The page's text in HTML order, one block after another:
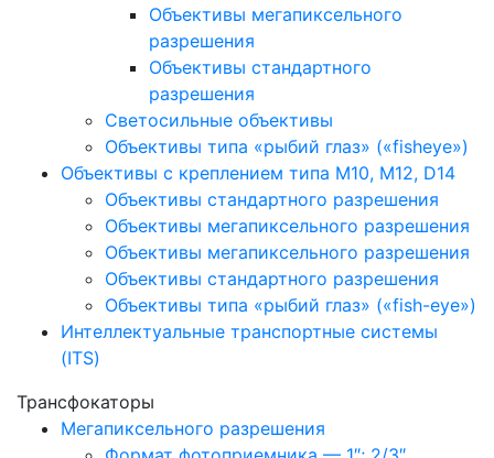
Объективы мегапиксельного
разрешения
Объективы стандартного
разрешения
Светосильные объективы
Объективы типа «рыбий глаз» («fisheye»)
Объективы с креплением типа M10, M12, D14
Объективы стандартного разрешения
Объективы мегапиксельного разрешения
Объективы мегапиксельного разрешения
Объективы стандартного разрешения
Объективы типа «рыбий глаз» («fish-eye»)
Интеллектуальные транспортные системы
(ITS)
Трансфокаторы
Мегапиксельного разрешения